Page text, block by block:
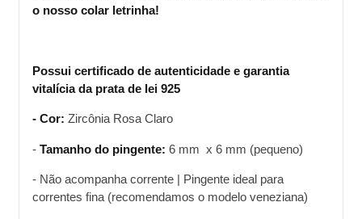
o nosso colar letrinha!
Possui certificado de autenticidade e garantia
vitalícia da prata de lei 925
- Cor: Zircônia Rosa Claro
- Tamanho do pingente: 6 mm x 6 mm (pequeno)
- Não acompanha corrente | Pingente ideal para
correntes fina (recomendamos o modelo veneziana)